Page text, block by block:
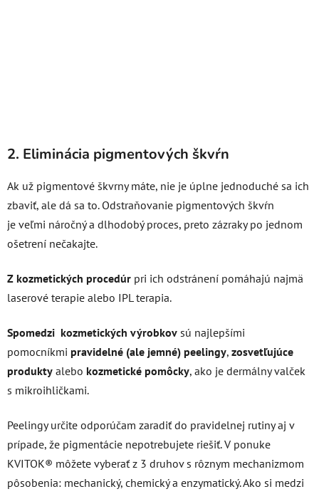
2. Eliminácia pigmentových škvŕn
Ak už pigmentové škvrny máte, nie je úplne jednoduché sa ich
zbaviť, ale dá sa to. Odstraňovanie pigmentových škvŕn
je veľmi náročný a dlhodobý proces, preto zázraky po jednom
ošetrení nečakajte.
Z kozmetických procedúr pri ich odstránení pomáhajú najmä
laserové terapie alebo IPL terapia.
Spomedzi kozmetických výrobkov sú najlepšími
pomocníkmi pravidelné (ale jemné) peelingy, zosvetľujúce
produkty alebo kozmetické pomôcky, ako je dermálny valček
s mikroihličkami.
Peelingy určite odporúčam zaradiť do pravidelnej rutiny aj v
prípade, že pigmentácie nepotrebujete riešiť. V ponuke
KVITOK® môžete vyberať z 3 druhov s rôznym mechanizmom
pôsobenia: mechanický, chemický a enzymatický. Ako si medzi